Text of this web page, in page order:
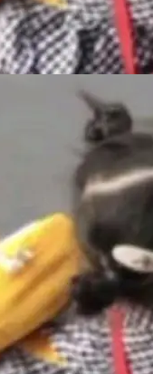
模
点很
的自
的
件 C
相
Har
上
工
闭
态模
。
的轻
感、
U
显著
部纹
文字